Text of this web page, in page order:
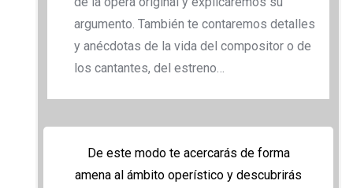
argumento. También te contaremos detalles
y anécdotas de la vida del compositor o de
los cantantes, del estreno…
De este modo te acercarás de forma
amena al ámbito operístico y descubrirás